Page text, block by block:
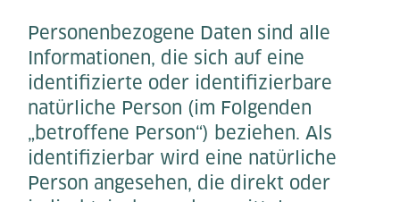
Personenbezogene Daten sind alle
Informationen, die sich auf eine
identifizierte oder identifizierbare
natürliche Person (im Folgenden
„betroffene Person“) beziehen. Als
identifizierbar wird eine natürliche
Person angesehen, die direkt oder